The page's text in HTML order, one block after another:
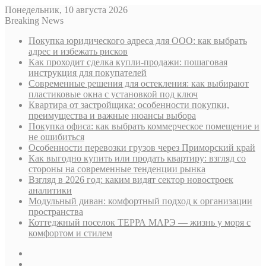
Понедельник, 10 августа 2026
Breaking News
Покупка юридического адреса для ООО: как выбрать
адрес и избежать рисков
Как проходит сделка купли-продажи: пошаговая
инструкция для покупателей
Современные решения для остекления: как выбирают
пластиковые окна с установкой под ключ
Квартира от застройщика: особенности покупки,
преимущества и важные нюансы выбора
Покупка офиса: как выбрать коммерческое помещение и
не ошибиться
Особенности перевозки грузов через Приморский край
Как выгодно купить или продать квартиру: взгляд со
стороны на современные тенденции рынка
Взгляд в 2026 год: каким видят сектор новостроек
аналитики
Модульный диван: комфортный подход к организации
пространства
Коттеджный поселок ТЕРРА МАРЭ — жизнь у моря с
комфортом и стилем